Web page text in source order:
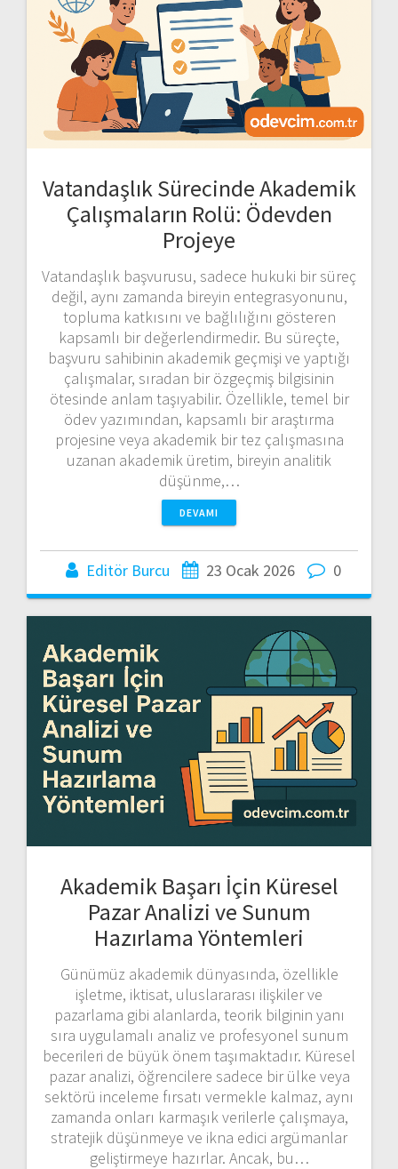
Vatandaşlık Sürecinde Akademik
Çalışmaların Rolü: Ödevden
Projeye
Vatandaşlık başvurusu, sadece hukuki bir süreç
değil, aynı zamanda bireyin entegrasyonunu,
topluma katkısını ve bağlılığını gösteren
kapsamlı bir değerlendirmedir. Bu süreçte,
başvuru sahibinin akademik geçmişi ve yaptığı
çalışmalar, sıradan bir özgeçmiş bilgisinin
ötesinde anlam taşıyabilir. Özellikle, temel bir
ödev yazımından, kapsamlı bir araştırma
projesine veya akademik bir tez çalışmasına
uzanan akademik üretim, bireyin analitik
düşünme,…
DEVAMI
Editör Burcu 23 Ocak 2026 0
Akademik Başarı İçin Küresel
Pazar Analizi ve Sunum
Hazırlama Yöntemleri
Günümüz akademik dünyasında, özellikle
işletme, iktisat, uluslararası ilişkiler ve
pazarlama gibi alanlarda, teorik bilginin yanı
sıra uygulamalı analiz ve profesyonel sunum
becerileri de büyük önem taşımaktadır. Küresel
pazar analizi, öğrencilere sadece bir ülke veya
sektörü inceleme fırsatı vermekle kalmaz, aynı
zamanda onları karmaşık verilerle çalışmaya,
stratejik düşünmeye ve ikna edici argümanlar
geliştirmeye hazırlar. Ancak, bu…